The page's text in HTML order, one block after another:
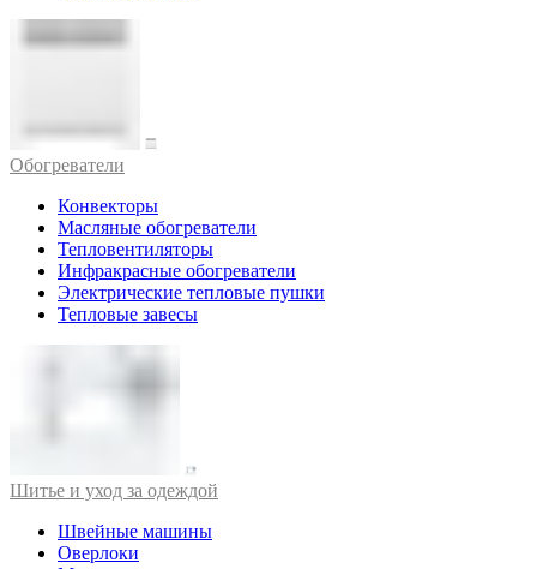
Обогреватели
Конвекторы
Масляные обогреватели
Тепловентиляторы
Инфракрасные обогреватели
Электрические тепловые пушки
Тепловые завесы
Шитье и уход за одеждой
Швейные машины
Оверлоки